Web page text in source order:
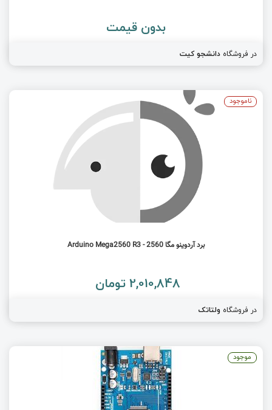
بدون قیمت
در فروشگاه دانشجو کیت
برد آردوینو مگا 2560 - Arduino Mega2560 R3
2,010,848 تومان
در فروشگاه ولتاتک
ناموجود
موجود